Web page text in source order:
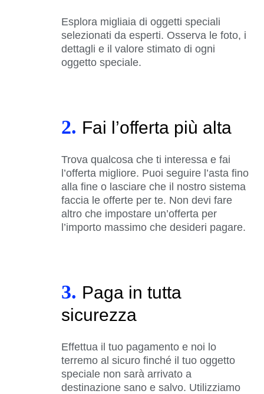
Esplora migliaia di oggetti speciali
selezionati da esperti. Osserva le foto, i
dettagli e il valore stimato di ogni
oggetto speciale.
2. Fai l’offerta più alta
Trova qualcosa che ti interessa e fai
l’offerta migliore. Puoi seguire l’asta fino
alla fine o lasciare che il nostro sistema
faccia le offerte per te. Non devi fare
altro che impostare un’offerta per
l’importo massimo che desideri pagare.
3. Paga in tutta
sicurezza
Effettua il tuo pagamento e noi lo
terremo al sicuro finché il tuo oggetto
speciale non sarà arrivato a
destinazione sano e salvo. Utilizziamo